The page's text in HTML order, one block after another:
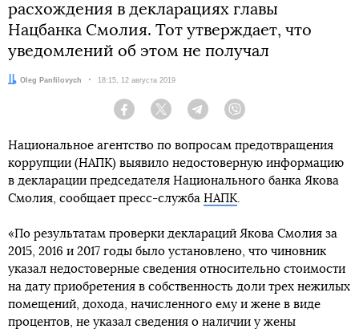
расхождения в декларациях главы
Нацбанка Смолия. Тот утверждает, что
уведомлений об этом не получал
Автор:
Oleg Panfilovych Дата:
18:15, 12 августа 2019
Facebook Twitter Telegram
Национальное агентство по вопросам предотвращения
коррупции (НАПК) выявило недостоверную информацию
в декларации председателя Национального банка Якова
Смолия, сообщает пресс-служба НАПК
«По результатам проверки деклараций Якова Смолия за
2015, 2016 и 2017 годы было установлено, что чиновник
указал недостоверные сведения относительно стоимости
на дату приобретения в собственность доли трех нежилых
помещений, дохода, начисленного ему и жене в виде
процентов, не указал сведения о наличии у жены